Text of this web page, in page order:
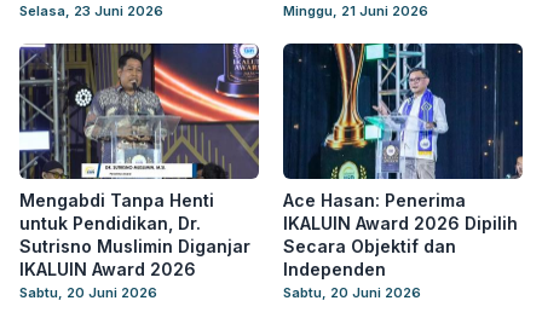
Selasa, 23 Juni 2026 Minggu, 21 Juni 2026
Mengabdi Tanpa Henti
untuk Pendidikan, Dr.
Sutrisno Muslimin Diganjar
IKALUIN Award 2026
Sabtu, 20 Juni 2026
Ace Hasan: Penerima
IKALUIN Award 2026 Dipilih
Secara Objektif dan
Independen
Sabtu, 20 Juni 2026